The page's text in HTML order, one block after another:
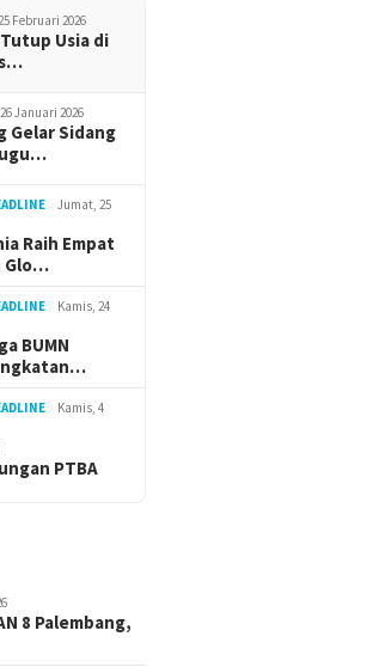
SDM Perempuan Lewat
Februari 2026
Usia di
Januari 2026
Gelar Sidang
Jumat, 25
Raih Empat
Glo…
Kamis, 24
BUMN
Kamis, 4
PTBA
8 Palembang,